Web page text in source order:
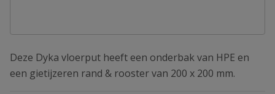
Deze Dyka vloerput heeft een onderbak van HPE en
een gietijzeren rand & rooster van 200 x 200 mm.